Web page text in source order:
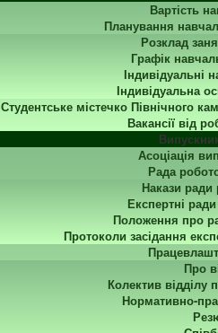
Вартість
Планування
Розклад
Графік
Індивідуальні
Індивідуальна
Студентське містечко Північного
Вакансії від
Асоціація
Рада
Накази ради
Експертні
Положення про
Протоколи засідання
Про
Колектив відділу
Нормативно-